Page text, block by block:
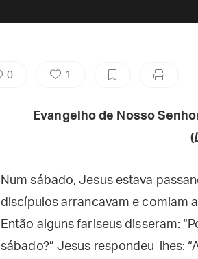
0 1
Evangelho de Nosso
(
Num sábado, Jesus estava
discípulos arrancavam e comiam
Então alguns fariseus disseram:
sábado?” Jesus respondeu-lhes: